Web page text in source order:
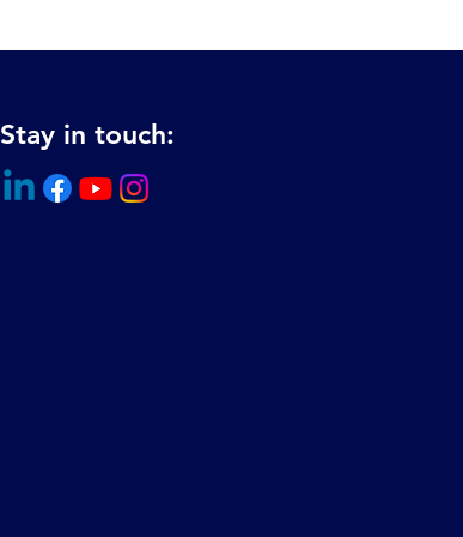
Stay in touch: